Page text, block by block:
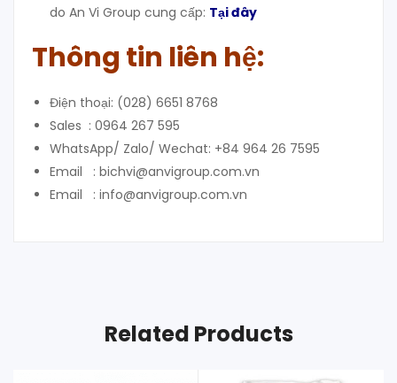
do An Vi Group cung cấp: Tại đây
Thông tin liên hệ:
Điện thoại: (028) 6651 8768
Sales : 0964 267 595
WhatsApp/ Zalo/ Wechat: +84 964 26 7595
Email : bichvi@anvigroup.com.vn
Email : info@anvigroup.com.vn
Related Products